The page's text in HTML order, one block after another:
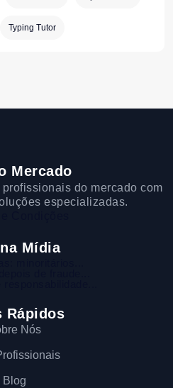
Typing Tutor
Mercado
do mercado com
especializadas.
Mídia
Rápidos
Nós
Blog